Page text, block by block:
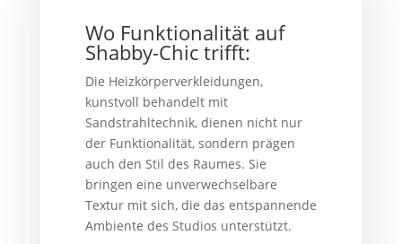
Wo Funktionalität auf
Shabby-Chic trifft:
Die Heizkörperverkleidungen,
kunstvoll behandelt mit
Sandstrahltechnik, dienen nicht nur
der Funktionalität, sondern prägen
auch den Stil des Raumes. Sie
bringen eine unverwechselbare
Textur mit sich, die das entspannende
Ambiente des Studios unterstützt.